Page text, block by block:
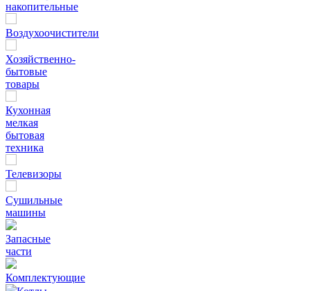
накопительные
Воздухоочистители
Хозяйственно-
бытовые
товары
Кухонная
мелкая
бытовая
техника
Телевизоры
Сушильные
машины
Запасные
части
Комплектующие